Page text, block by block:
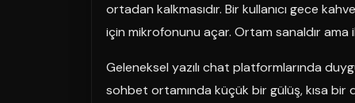
ortadan kalkmasıdır. Bir kullanıcı gece
için mikrofonunu açar. Ortam sanaldır
Geleneksel yazılı chat platformlarında
sohbet ortamında küçük bir gülüş, kısa bir